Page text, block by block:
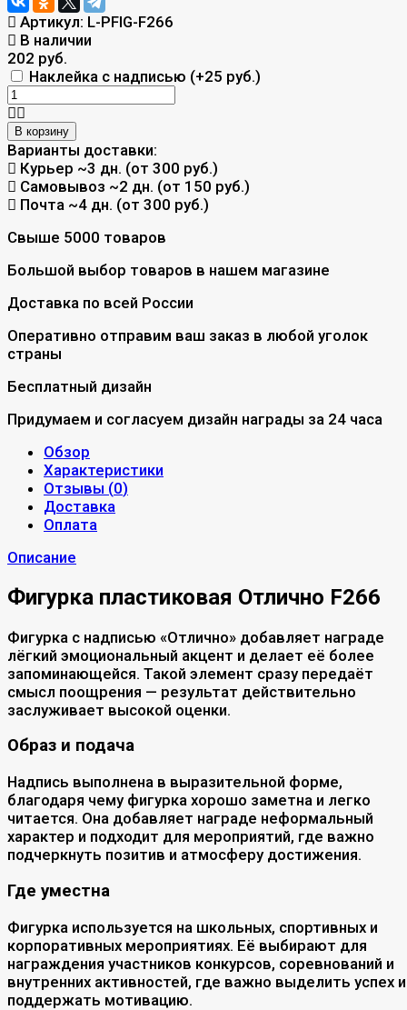
Артикул: L-PFIG-F266
В наличии
202 руб.
Наклейка с надписью (+25 руб.)
В корзину
Варианты доставки:
Курьер ~3 дн. (от 300 руб.)
Самовывоз ~2 дн. (от 150 руб.)
Почта ~4 дн. (от 300 руб.)
Свыше 5000 товаров
Большой выбор товаров в нашем магазине
Доставка по всей России
Оперативно отправим ваш заказ в любой уголок
страны
Бесплатный дизайн
Придумаем и согласуем дизайн награды за 24 часа
Обзор
Характеристики
Отзывы (0)
Доставка
Оплата
Описание
Фигурка пластиковая Отлично F266
Фигурка с надписью «Отлично» добавляет награде
лёгкий эмоциональный акцент и делает её более
запоминающейся. Такой элемент сразу передаёт
смысл поощрения — результат действительно
заслуживает высокой оценки.
Образ и подача
Надпись выполнена в выразительной форме,
благодаря чему фигурка хорошо заметна и легко
читается. Она добавляет награде неформальный
характер и подходит для мероприятий, где важно
подчеркнуть позитив и атмосферу достижения.
Где уместна
Фигурка используется на школьных, спортивных и
корпоративных мероприятиях. Её выбирают для
награждения участников конкурсов, соревнований и
внутренних активностей, где важно выделить успех и
поддержать мотивацию.